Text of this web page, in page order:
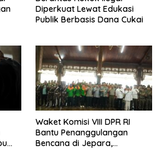
Diperkuat Lewat Edukasi
Publik Berbasis Dana Cukai
Waket Komisi VIII DPR RI
Bantu Penanggulangan
Bencana di Jepara,